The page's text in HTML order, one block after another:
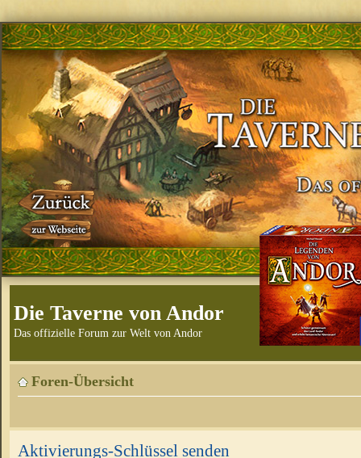
Die Taverne von Andor
Das offizielle Forum zur Welt von Andor
Foren-Übersicht
Aktivierungs-Schlüssel senden